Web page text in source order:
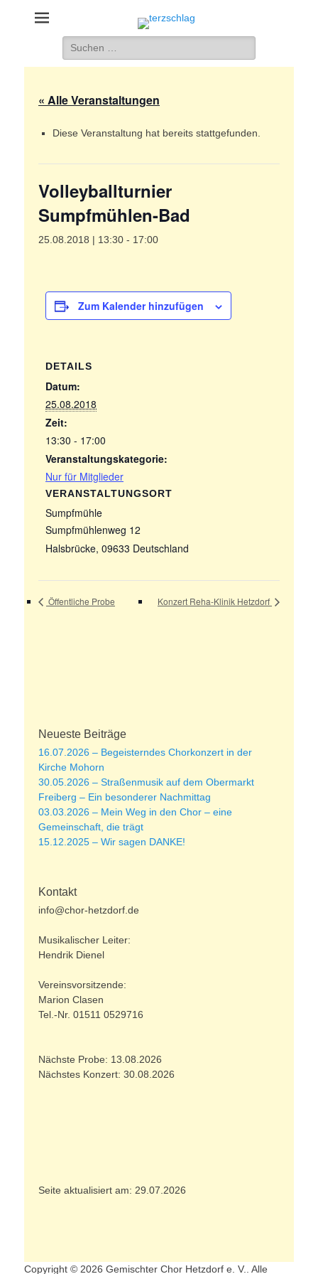
terzschlag
Gemischter Chor Hetzdorf e. V.
Suche
nach:
« Alle Veranstaltungen
Diese Veranstaltung hat bereits stattgefunden.
Volleyballturnier
Sumpfmühlen-Bad
25.08.2018 | 13:30 - 17:00
Zum Kalender hinzufügen
DETAILS
Datum:
25.08.2018
Zeit:
13:30 - 17:00
Veranstaltungskategorie:
Nur für Mitglieder
VERANSTALTUNGSORT
Sumpfmühle
Sumpfmühlenweg 12
Halsbrücke, 09633 Deutschland
Öffentliche Probe Konzert Reha-Klinik Hetzdorf
Neueste Beiträge
16.07.2026 – Begeisterndes Chorkonzert in der
Kirche Mohorn
30.05.2026 – Straßenmusik auf dem Obermarkt
Freiberg – Ein besonderer Nachmittag
03.03.2026 – Mein Weg in den Chor – eine
Gemeinschaft, die trägt
15.12.2025 – Wir sagen DANKE!
Kontakt
info@chor-hetzdorf.de
Musikalischer Leiter:
Hendrik Dienel
Vereinsvorsitzende:
Marion Clasen
Tel.-Nr. 01511 0529716
Nächste Probe: 13.08.2026
Nächstes Konzert: 30.08.2026
Seite aktualisiert am: 29.07.2026
Copyright © 2026 Gemischter Chor Hetzdorf e. V.. Alle